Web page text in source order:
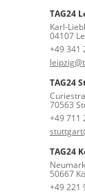
TAG24
Karl-
04107
+49 341
TAG24
70563
+49 711
TAG24
50667
+49 221